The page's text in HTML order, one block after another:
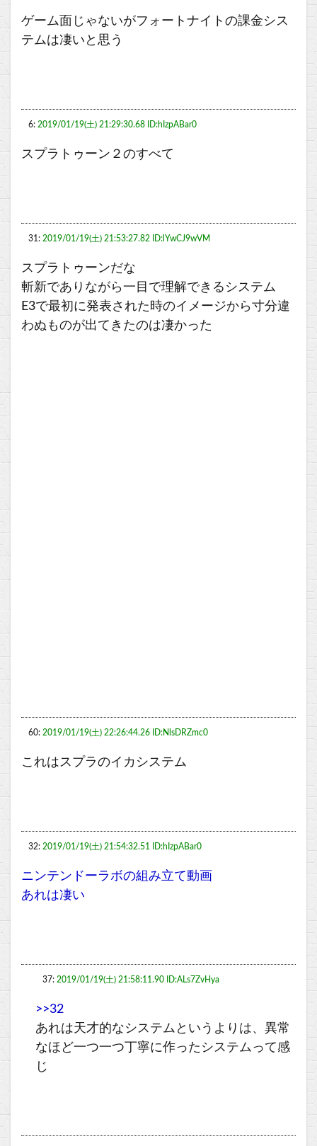
ゲーム面じゃないがフォートナイトの課金シス
テムは凄いと思う
6: 2019/01/19(土) 21:29:30.68 ID:hIzpABar0
スプラトゥーン２のすべて
31: 2019/01/19(土) 21:53:27.82 ID:lYwCJ9wVM
スプラトゥーンだな
斬新でありながら一目で理解できるシステム
E3で最初に発表された時のイメージから寸分違
わぬものが出てきたのは凄かった
60: 2019/01/19(土) 22:26:44.26 ID:NlsDRZmc0
これはスプラのイカシステム
32: 2019/01/19(土) 21:54:32.51 ID:hIzpABar0
ニンテンドーラボの組み立て動画
あれは凄い
37: 2019/01/19(土) 21:58:11.90 ID:ALs7ZvHya
>>32
あれは天才的なシステムというよりは、異常
なほど一つ一つ丁寧に作ったシステムって感
じ